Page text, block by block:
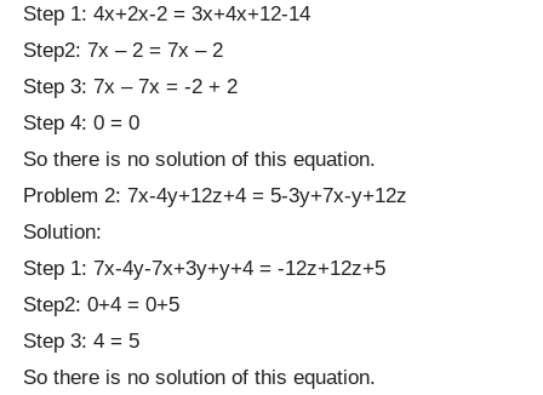
Step 1: 4x+2x-2 = 3x+4x+12-14
Step2: 7x – 2 = 7x – 2
Step 3: 7x – 7x = -2 + 2
Step 4: 0 = 0
So there is no solution of this equation.
Problem 2: 7x-4y+12z+4 = 5-3y+7x-y+12z
Solution:
Step 1: 7x-4y-7x+3y+y+4 = -12z+12z+5
Step2: 0+4 = 0+5
Step 3: 4 = 5
So there is no solution of this equation.